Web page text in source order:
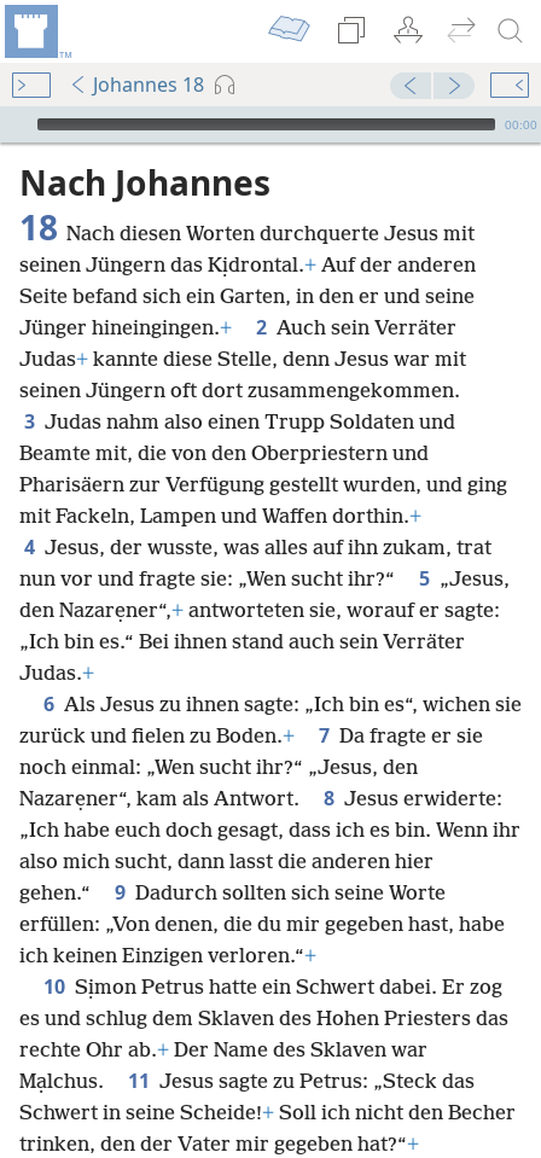
Johannes 18
Audio Player
00:00
Nach Johannes
18 Nach diesen Worten durchquerte Jesus mit
seinen Jüngern das Kịdrontal.+ Auf der anderen
Seite befand sich ein Garten, in den er und seine
Jünger hineingingen.+ 2 Auch sein Verräter
Judas+ kannte diese Stelle, denn Jesus war mit
seinen Jüngern oft dort zusammengekommen.
3 Judas nahm also einen Trupp Soldaten und
Beamte mit, die von den Oberpriestern und
Pharisäern zur Verfügung gestellt wurden, und ging
mit Fackeln, Lampen und Waffen dorthin.+
4 Jesus, der wusste, was alles auf ihn zukam, trat
nun vor und fragte sie: „Wen sucht ihr?“
5 „Jesus,
den Nazarẹner“,+ antworteten sie, worauf er sagte:
„Ich bin es.“ Bei ihnen stand auch sein Verräter
Judas.+
6 Als Jesus zu ihnen sagte: „Ich bin es“, wichen sie
zurück und fielen zu Boden.+ 7 Da fragte er sie
noch einmal: „Wen sucht ihr?“ „Jesus, den
Nazarẹner“, kam als Antwort.
8 Jesus erwiderte:
„Ich habe euch doch gesagt, dass ich es bin. Wenn ihr
also mich sucht, dann lasst die anderen hier
gehen.“
9 Dadurch sollten sich seine Worte
erfüllen: „Von denen, die du mir gegeben hast, habe
ich keinen Einzigen verloren.“+
10 Sịmon Petrus hatte ein Schwert dabei. Er zog
es und schlug dem Sklaven des Hohen Priesters das
rechte Ohr ab.+ Der Name des Sklaven war
Mạlchus.
11 Jesus sagte zu Petrus: „Steck das
Schwert in seine Scheide!+ Soll ich nicht den Becher
trinken, den der Vater mir gegeben hat?“+